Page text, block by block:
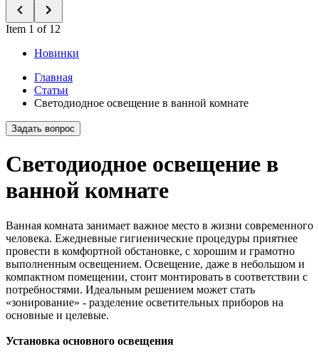
Item 1 of 12
Новинки
Главная
Статьи
Светодиодное освещение в ванной комнате
Задать вопрос
Светодиодное освещение в
ванной комнате
Ванная комната занимает важное место в жизни современного
человека. Ежедневные гигиенические процедуры приятнее
провести в комфортной обстановке, с хорошим и грамотно
выполненным освещением. Освещение, даже в небольшом и
компактном помещении, стоит монтировать в соответствии с
потребностями. Идеальным решением может стать
«зонирование» - разделение осветительных приборов на
основные и целевые.
Установка основного освещения